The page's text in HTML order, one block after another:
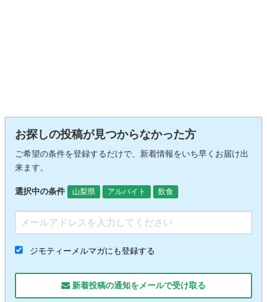
お探しの投稿が見つからなかった方
ご希望の条件を登録するだけで、新着情報をいち早くお届け出
来ます。
選択中の条件 山梨県 アルバイト 飲食
ジモティーメルマガにも登録する
新着投稿の通知をメールで受け取る